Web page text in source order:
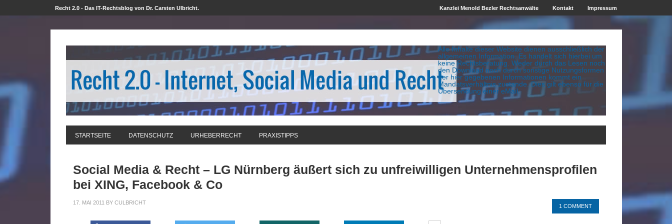
Recht 2.0 - Das IT-Rechtsblog von Dr. Carsten Ulbricht. Kanzlei Menold Bezler Rechtsanwälte Kontakt Impressum
Alle Inhalte dieser Website dienen ausschließlich der
allgemeinen Information. Es handelt sich hierbei um
keine Rechtsberatung. Weder durch das Lesen noch
den Download noch durch sonstige Nutzungsformen
der hier gegebenen Informationen kommt ein
Mandatsverhältnis zustande. Dies gilt ebenso für die
Übersendung einer eMail.
STARTSEITE DATENSCHUTZ URHEBERRECHT PRAXISTIPPS
Social Media & Recht – LG Nürnberg äußert sich zu unfreiwilligen Unternehmensprofilen
bei XING, Facebook & Co
17. MAI 2011 BY CULBRICHT
1 COMMENT